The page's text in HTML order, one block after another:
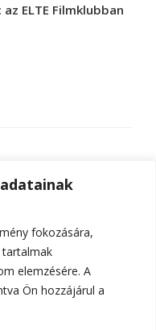
fokozására,
tartalmak
elemzésére. A
Ön hozzájárul a
ELTE Filmklubban